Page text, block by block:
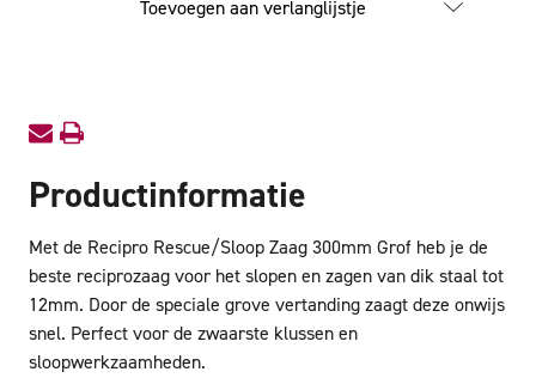
Toevoegen aan verlanglijstje
Productinformatie
Met de Recipro Rescue/Sloop Zaag 300mm Grof heb je de
beste reciprozaag voor het slopen en zagen van dik staal tot
12mm. Door de speciale grove vertanding zaagt deze onwijs
snel. Perfect voor de zwaarste klussen en
sloopwerkzaamheden.